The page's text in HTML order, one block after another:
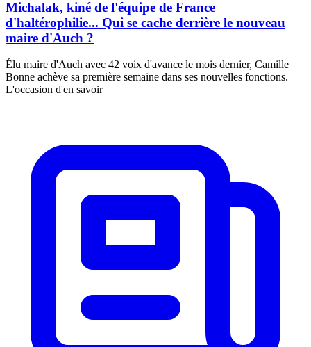
Michalak, kiné de l'équipe de France
d'haltérophilie... Qui se cache derrière le nouveau
maire d'Auch ?
Élu maire d'Auch avec 42 voix d'avance le mois dernier, Camille
Bonne achève sa première semaine dans ses nouvelles fonctions.
L'occasion d'en savoir